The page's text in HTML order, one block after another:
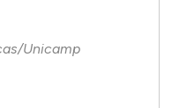
Unicamp